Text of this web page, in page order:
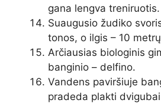
gana lengva treniruotis.
Suaugusio žudiko
tonos, o ilgis – 10
Arčiausias biologinis
banginio – delfino.
Vandens paviršiuje
pradeda plakti